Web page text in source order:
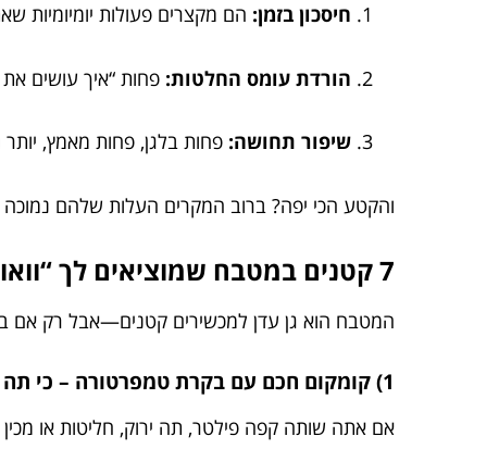
חיסכון בזמן: הם מקצרים פעולות יומיומיות
הורדת עומס החלטות: פחות “איך עושים את
שיפור תחושה: פחות בלגן, פחות מאמץ,
והקטע הכי יפה? ברוב המקרים העלות שלהם
7 קטנים במטבח שמוציאים לך “וואו” מכל ביס
המטבח הוא גן עדן למכשירים קטנים—אבל רק אם
1) קומקום חכם עם בקרת טמפרטורה – כי תה זה לא מים רותחים
אם אתה שותה קפה פילטר, תה ירוק, חליטות או